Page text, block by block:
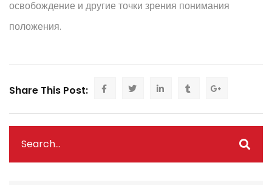
освобождение и другие точки зрения понимания
положения.
Share This Post: